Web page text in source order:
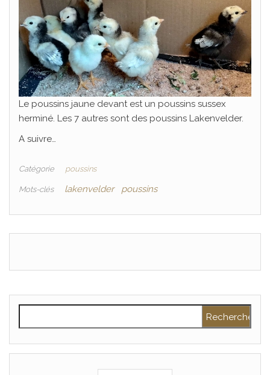
Le poussins jaune devant est un poussins sussex
herminé. Les 7 autres sont des poussins Lakenvelder.
A suivre…
Catégorie poussins
Mots-clés lakenvelder poussins